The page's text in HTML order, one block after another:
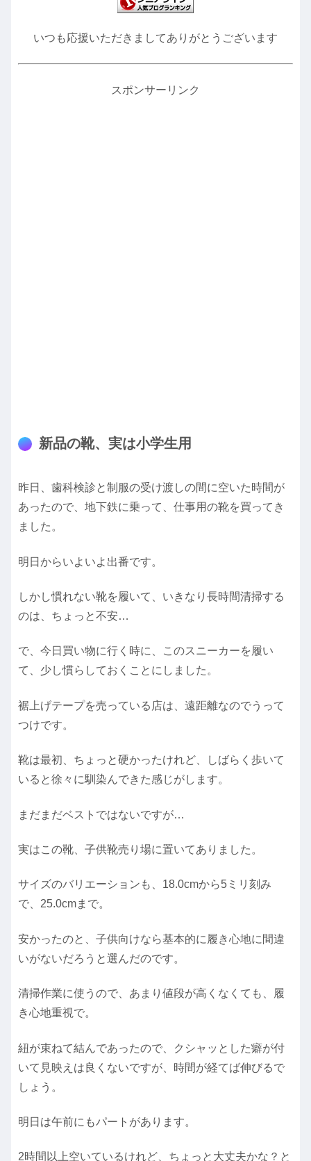
いつも応援いただきましてありがとうございます
スポンサーリンク
新品の靴、実は小学生用
昨日、歯科検診と制服の受け渡しの間に空いた時間が
あったので、地下鉄に乗って、仕事用の靴を買ってき
ました。
明日からいよいよ出番です。
しかし慣れない靴を履いて、いきなり長時間清掃する
のは、ちょっと不安…
で、今日買い物に行く時に、このスニーカーを履い
て、少し慣らしておくことにしました。
裾上げテープを売っている店は、遠距離なのでうって
つけです。
靴は最初、ちょっと硬かったけれど、しばらく歩いて
いると徐々に馴染んできた感じがします。
まだまだベストではないですが…
実はこの靴、子供靴売り場に置いてありました。
サイズのバリエーションも、18.0cmから5ミリ刻み
で、25.0cmまで。
安かったのと、子供向けなら基本的に履き心地に間違
いがないだろうと選んだのです。
清掃作業に使うので、あまり値段が高くなくても、履
き心地重視で。
紐が束ねて結んであったので、クシャッとした癖が付
いて見映えは良くないですが、時間が経てば伸びるで
しょう。
明日は午前にもパートがあります。
2時間以上空いているけれど、ちょっと大丈夫かな？と